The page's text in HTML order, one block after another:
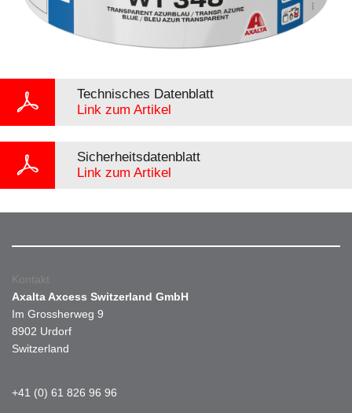
Technisches Datenblatt
Link zum Artikel
Sicherheitsdatenblatt
Link zum Artikel
Kontakt
Axalta Axcess Switzerland GmbH
Im Grossherweg 9
8902 Urdorf
Switzerland
+41 (0) 61 826 96 96